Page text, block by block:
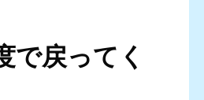
で戻ってく